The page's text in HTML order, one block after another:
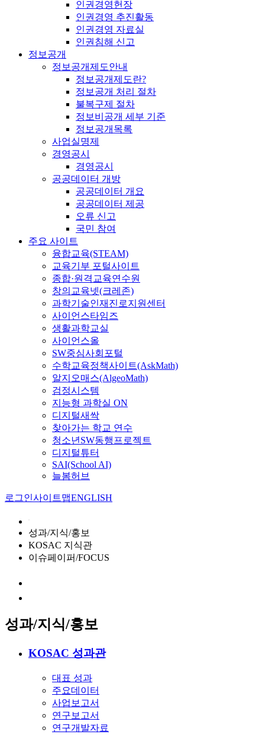
인권경영헌장
인권경영 추진활동
인권경영 자료실
인권침해 신고
정보공개
정보공개제도안내
정보공개제도란?
정보공개 처리 절차
불복구제 절차
정보비공개 세부 기준
정보공개목록
사업실명제
경영공시
경영공시
공공데이터 개방
공공데이터 개요
공공데이터 제공
오류 신고
국민 참여
주요 사이트
융합교육(STEAM)
교육기부 포털사이트
종합·원격교육연수원
창의교육넷(크레존)
과학기술인재진로지원센터
사이언스타임즈
생활과학교실
사이언스올
SW중심사회포털
수학교육정책사이트(AskMath)
알지오매스(AlgeoMath)
검정시스템
지능형 과학실 ON
디지털새싹
찾아가는 학교 연수
청소년SW동행프로젝트
디지털튜터
SAI(School AI)
늘봄허브
로그인사이트맵ENGLISH
성과/지식/홍보
KOSAC 지식관
이슈페이퍼/FOCUS
성과/지식/홍보
KOSAC 성과관
대표 성과
주요데이터
사업보고서
연구보고서
연구개발자료